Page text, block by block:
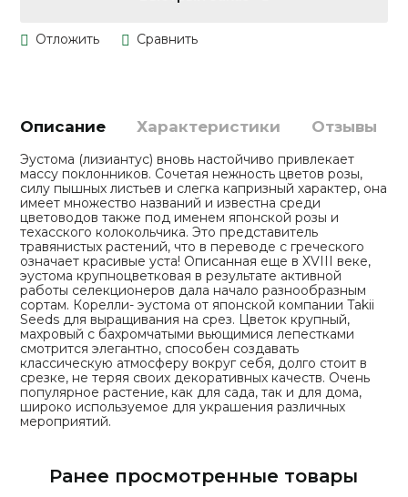
Описание Характеристики Отзывы
Эустома (лизиантус) вновь настойчиво привлекает
массу поклонников. Сочетая нежность цветов розы,
силу пышных листьев и слегка капризный характер, она
имеет множество названий и известна среди
цветоводов также под именем японской розы и
техасского колокольчика. Это представитель
травянистых растений, что в переводе с греческого
означает красивые уста! Описанная еще в ХVIII веке,
эустома крупноцветковая в результате активной
работы селекционеров дала начало разнообразным
сортам. Корелли- эустома от японской компании Takii
Seeds для выращивания на срез. Цветок крупный,
махровый с бахромчатыми вьющимися лепестками
смотрится элегантно, способен создавать
классическую атмосферу вокруг себя, долго стоит в
срезке, не теряя своих декоративных качеств. Очень
популярное растение, как для сада, так и для дома,
широко используемое для украшения различных
мероприятий.
Ранее просмотренные товары